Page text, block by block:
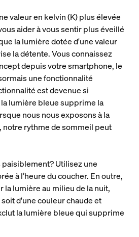
valeur en kelvin (K) plus élevée
aider à vous sentir plus éveillé
la lumière dotée d'une valeur
la détente. Vous connaissez
depuis votre smartphone, le
une fonctionnalité
est devenue si
lumière bleue supprime la
nous nous exposons à la
notre rythme de sommeil peut
Utilisez une
à l’heure du coucher. En outre,
la lumière au milieu de la nuit,
d'une couleur chaude et
la lumière bleue qui supprime